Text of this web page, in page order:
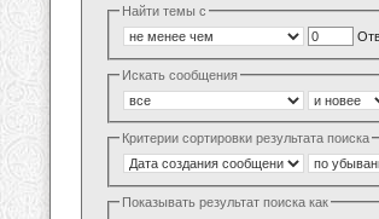
Найти темы с
Искать сообщения
Критерии сортировки результата поиска
Показывать результат поиска как